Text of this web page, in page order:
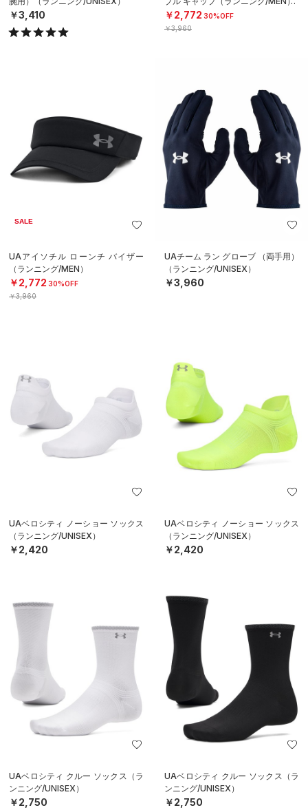
￥3,410 ￥2,772 30%OFF
￥3,960
SALE
UAアイソチル ローンチ バイザー
（ランニング/MEN）
￥2,772 30%OFF
￥3,960
UAチーム ラン グローブ （両手用）
（ランニング/UNISEX）
￥3,960
UAベロシティ ノーショー ソックス
（ランニング/UNISEX）
￥2,420
UAベロシティ ノーショー ソックス
（ランニング/UNISEX）
￥2,420
UAベロシティ クルー ソックス（ラ
ンニング/UNISEX）
￥2,750
UAベロシティ クルー ソックス（ラ
ンニング/UNISEX）
￥2,750